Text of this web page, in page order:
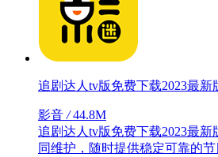
追剧达人tv版免费下载2023最新
影音 /44.8M
追剧达人tv版免费下载2023最
同维护，随时提供稳定可靠的